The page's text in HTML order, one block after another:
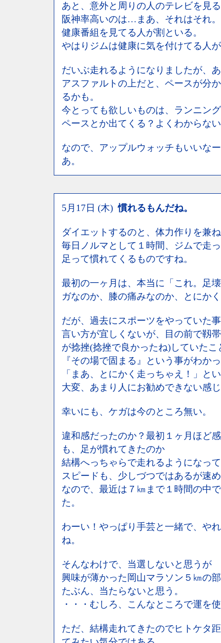
あと、意外と周りの人のテレビを見
阪神率高いのは…まあ、それはそれ。
健康番組を見てる人が割といる。
やはりジムは健康に気を付けてる人
だいぶ走れるようになりましたが、
アスファルトの上だと、ペースが分
るかも。
今とっても欲しいものは、ランニン
ペースとか出てくる？よくわからな
なので、アップルウォッチもいいな
あ。
5月17日 (木)慣れるもんだね。
ダイエットするのと、体力作りを兼
毎日ノルマとして１時間、ジムで走
足って慣れてくるものですね。
最初の一ヶ月は、本当に「これ。足
ガなのか、膝の痛みなのか、とにか
だが、過去にスポーツをやっていた
言い方が宜しくないが、目の前で靱
が捻挫(捻挫で良かったね)していた
『その場で固まる』という事がわか
「まあ、とにかく走っちゃえ！」と
大変、あまり人にお勧めできない感
幸いにも、ケガは今のところ無い。
違和感だったのか？最初１ヶ月ほど
も、足が慣れてきたのか
結構へっちゃらで走れるようになっ
スピードも、少しづつではあるが速
なので、最近は７㎞まで１時間の中
た。
わーい！やっぱり手芸と一緒で、や
ね。
そんなわけで、当選しないと思うが
興味が薄かった岡山マラソン５㎞の
たぶん、当たらないと思う。
・・・むしろ、こんなところで運を
ただ、結構走れてきたのでヒトケタ